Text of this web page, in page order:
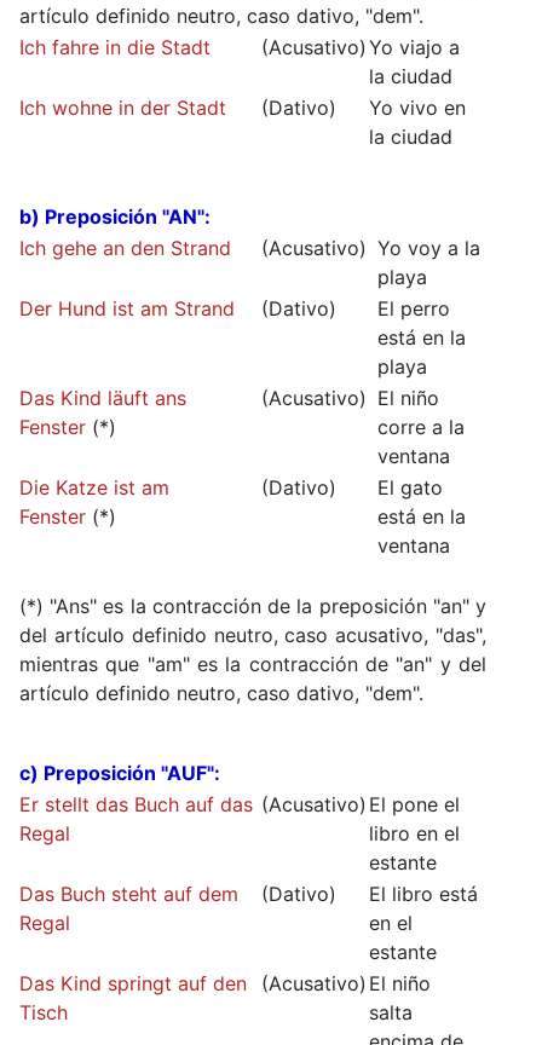
artículo definido neutro, caso dativo, "dem".
Ich fahre in die Stadt
(Acusativo) Yo viajo a
la ciudad
Ich wohne in der Stadt
(Dativo)
Yo vivo en
la ciudad
b) Preposición "AN":
Ich gehe an den Strand
(Acusativo) Yo voy a la
playa
Der Hund ist am Strand
(Dativo)
El perro
está en la
playa
Das Kind läuft ans
Fenster (*)
(Acusativo) El niño
corre a la
ventana
Die Katze ist am
Fenster (*)
(Dativo)
El gato
está en la
ventana
(*) "Ans" es la contracción de la preposición "an" y
del artículo definido neutro, caso acusativo, "das",
mientras que "am" es la contracción de "an" y del
artículo definido neutro, caso dativo, "dem".
c) Preposición "AUF":
Er stellt das Buch auf das
Regal
(Acusativo) El pone el
libro en el
estante
Das Buch steht auf dem
Regal
(Dativo)
El libro está
en el
estante
Das Kind springt auf den
Tisch
(Acusativo) El niño
salta